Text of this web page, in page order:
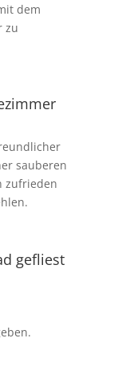
dem
zu
sauberen
zufrieden
gefliest